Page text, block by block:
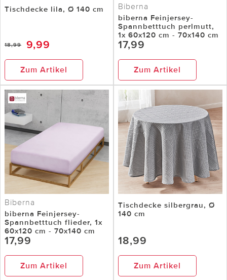
Tischdecke lila, Ø 140 cm
18,99 9,99
Zum Artikel
Biberna
biberna Feinjersey-
Spannbetttuch perlmutt,
1x 60x120 cm - 70x140 cm
17,99
Zum Artikel
Biberna
biberna Feinjersey-
Spannbetttuch flieder, 1x
60x120 cm - 70x140 cm
17,99
Zum Artikel
Tischdecke silbergrau, Ø
140 cm
18,99
Zum Artikel